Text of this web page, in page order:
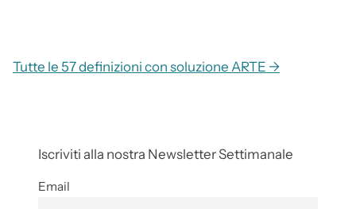
Tutte le 57 definizioni con soluzione ARTE →
Iscriviti alla nostra Newsletter Settimanale
Email